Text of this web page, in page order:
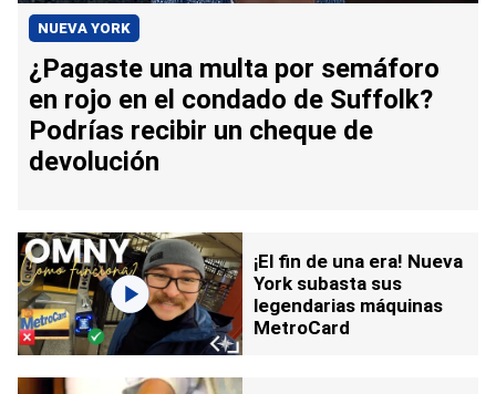
NUEVA YORK
¿Pagaste una multa por semáforo
en rojo en el condado de Suffolk?
Podrías recibir un cheque de
devolución
¡El fin de una era! Nueva
York subasta sus
legendarias máquinas
MetroCard